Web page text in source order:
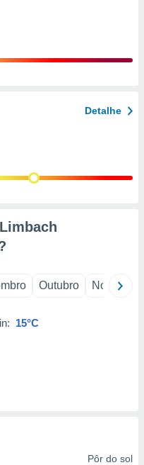
Detalhe
Outubro Novembro
15°C
Pôr do sol